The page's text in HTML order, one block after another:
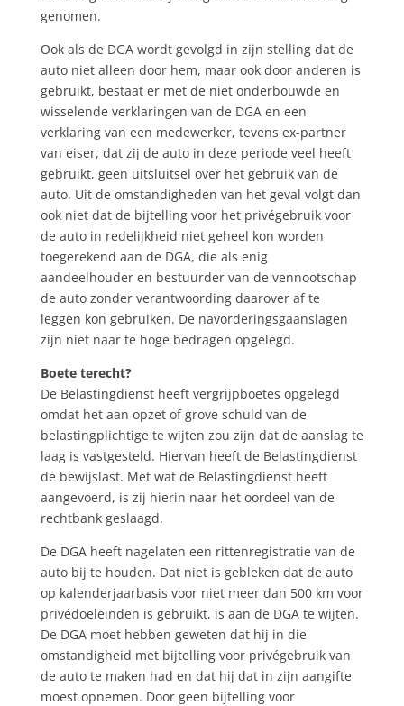
genomen.
Ook als de DGA wordt gevolgd in zijn stelling dat de
auto niet alleen door hem, maar ook door anderen is
gebruikt, bestaat er met de niet onderbouwde en
wisselende verklaringen van de DGA en een
verklaring van een medewerker, tevens ex-partner
van eiser, dat zij de auto in deze periode veel heeft
gebruikt, geen uitsluitsel over het gebruik van de
auto. Uit de omstandigheden van het geval volgt dan
ook niet dat de bijtelling voor het privégebruik voor
de auto in redelijkheid niet geheel kon worden
toegerekend aan de DGA, die als enig
aandeelhouder en bestuurder van de vennootschap
de auto zonder verantwoording daarover af te
leggen kon gebruiken. De navorderingsgaanslagen
zijn niet naar te hoge bedragen opgelegd.
Boete terecht?
De Belastingdienst heeft vergrijpboetes opgelegd
omdat het aan opzet of grove schuld van de
belastingplichtige te wijten zou zijn dat de aanslag te
laag is vastgesteld. Hiervan heeft de Belastingdienst
de bewijslast. Met wat de Belastingdienst heeft
aangevoerd, is zij hierin naar het oordeel van de
rechtbank geslaagd.
De DGA heeft nagelaten een rittenregistratie van de
auto bij te houden. Dat niet is gebleken dat de auto
op kalenderjaarbasis voor niet meer dan 500 km voor
privédoeleinden is gebruikt, is aan de DGA te wijten.
De DGA moet hebben geweten dat hij in die
omstandigheid met bijtelling voor privégebruik van
de auto te maken had en dat hij dat in zijn aangifte
moest opnemen. Door geen bijtelling voor